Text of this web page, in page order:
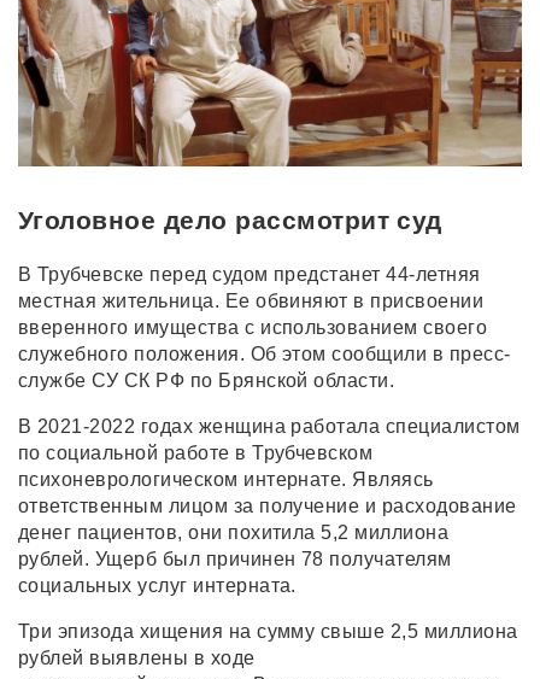
Уголовное дело рассмотрит суд
В Трубчевске перед судом предстанет 44-летняя
местная жительница. Ее обвиняют в присвоении
вверенного имущества с использованием своего
служебного положения. Об этом сообщили в пресс-
службе СУ СК РФ по Брянской области.
В 2021-2022 годах женщина работала специалистом
по социальной работе в Трубчевском
психоневрологическом интернате. Являясь
ответственным лицом за получение и расходование
денег пациентов, они похитила 5,2 миллиона
рублей. Ущерб был причинен 78 получателям
социальных услуг интерната.
Три эпизода хищения на сумму свыше 2,5 миллиона
рублей выявлены в ходе